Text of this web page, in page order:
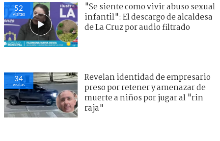
52
visitas
"Se siente como vivir abuso sexual
infantil": El descargo de alcaldesa
de La Cruz por audio filtrado
34
visitas
Revelan identidad de empresario
preso por retener y amenazar de
muerte a niños por jugar al "rin
raja"